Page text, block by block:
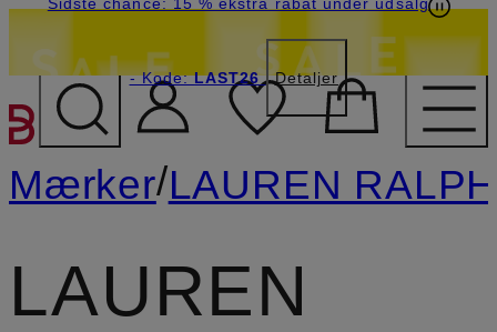
GÅ TIL
- Kode:LAST26 Detaljer
Mærker/LAUREN
LAUREN